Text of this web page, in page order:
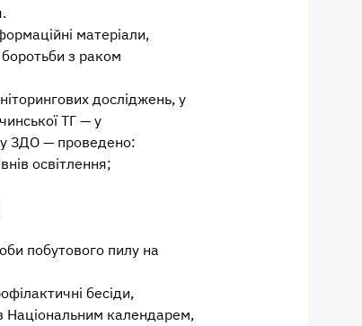
матеріали,
з раком
досліджень, у
ТГ — у
ЗДО — проведено:
освітлення;
побутового пилу на
бесіди,
Національним календарем,